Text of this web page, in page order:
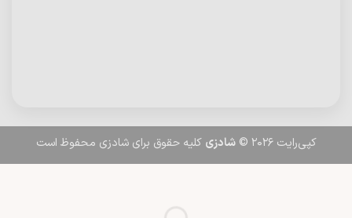
کپی‌رایت 2026 © شادزی کلیه حقوق برای شادزی محفوظ است